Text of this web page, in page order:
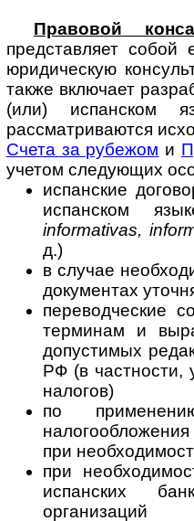
Правовой
представляет
юридическую
также включает
(или) испанском
рассматриваются
Счета за рубежом и
учетом следующих
испанские
испанском
informativas,
д.)
в случае
документах
переводческие
терминам и
допустимых
РФ (в частности,
налогов)
по
при
при
испанских
организаций